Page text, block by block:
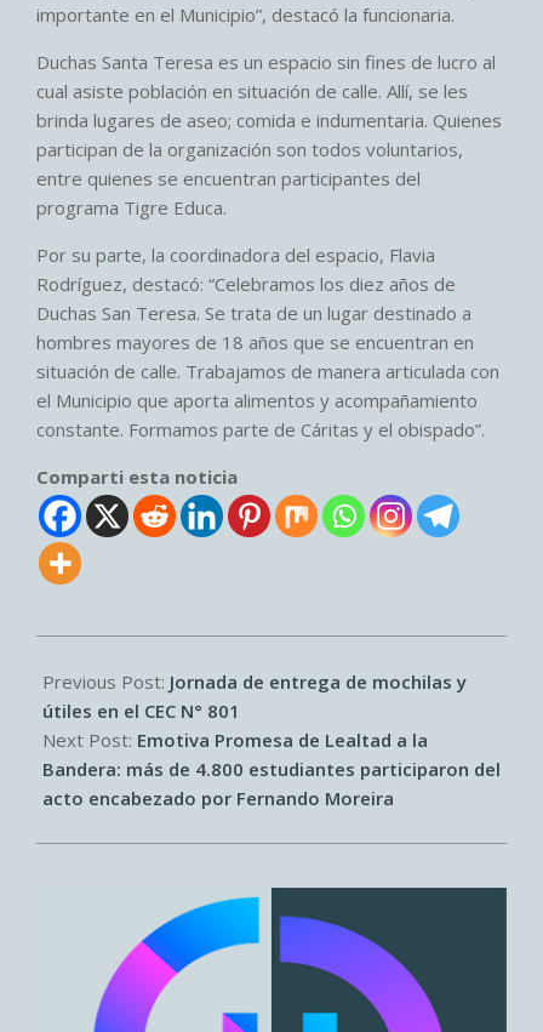
importante en el Municipio”, destacó la funcionaria.
Duchas Santa Teresa es un espacio sin fines de lucro al
cual asiste población en situación de calle. Allí, se les
brinda lugares de aseo; comida e indumentaria. Quienes
participan de la organización son todos voluntarios,
entre quienes se encuentran participantes del
programa Tigre Educa.
Por su parte, la coordinadora del espacio, Flavia
Rodríguez, destacó: “Celebramos los diez años de
Duchas San Teresa. Se trata de un lugar destinado a
hombres mayores de 18 años que se encuentran en
situación de calle. Trabajamos de manera articulada con
el Municipio que aporta alimentos y acompañamiento
constante. Formamos parte de Cáritas y el obispado”.
Comparti esta noticia
06-
23
Previous Post: Jornada de entrega de mochilas y
útiles en el CEC N° 801
Next Post: Emotiva Promesa de Lealtad a la
Bandera: más de 4.800 estudiantes participaron del
acto encabezado por Fernando Moreira